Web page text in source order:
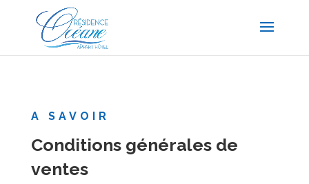
A SAVOIR
Conditions générales de
ventes